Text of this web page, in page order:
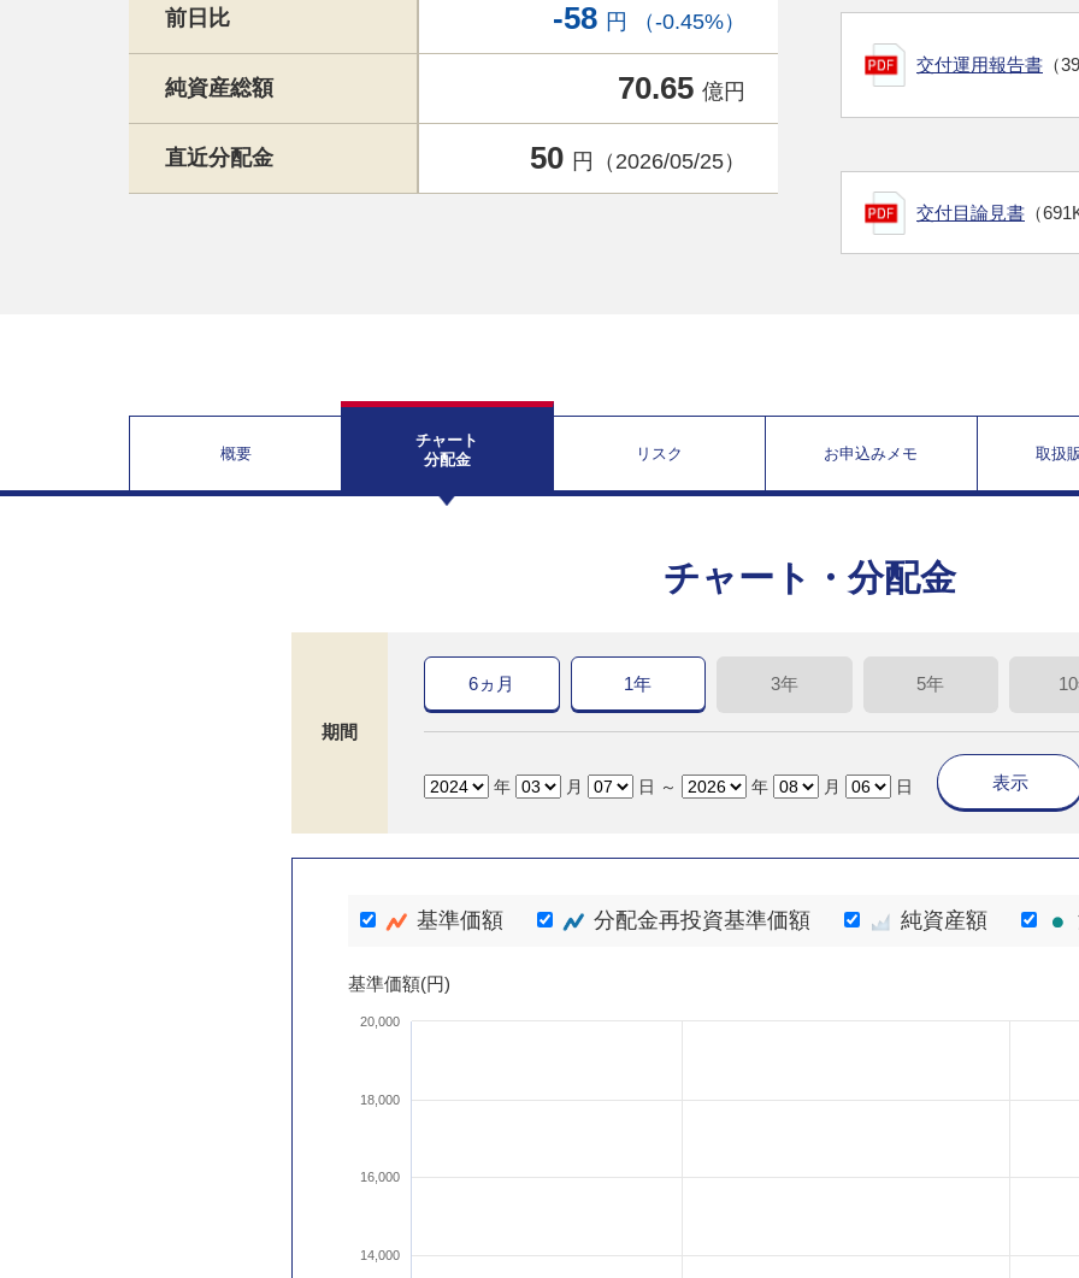
前日比 -58 円 （-0.45%）
純資産総額 70.65 億円
直近分配金 50 円（2026/05/25）
交付運用報告書 （
交付目論見書 （
概要
チャート
分配金
リスク お申込みメモ 取扱
チャート・分配金
期間
6ヵ月 1年 3年 5年
年 月 日 ～ 年 月 日 表示
基準価額 分配金再投資基準価額 純資産額
基準価額(円)
14,000
16,000
18,000
20,000